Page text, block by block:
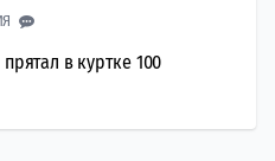
в куртке 100